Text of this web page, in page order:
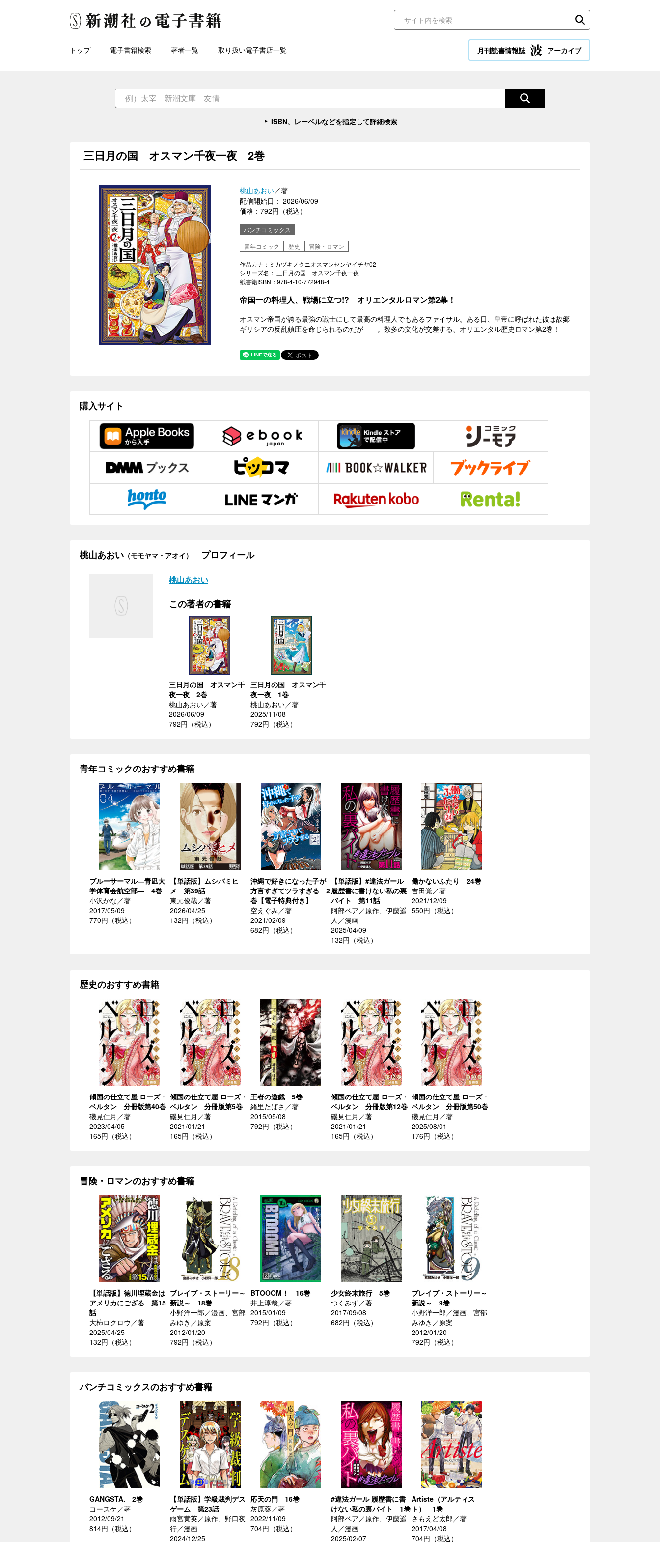
トップ 電子書籍検索 著者一覧 取り扱い電子書店一覧 月刊読書情報誌 アーカイブ
ISBN、レーベルなどを指定して詳細検索
三日月の国 オスマン千夜一夜 2巻
桃山あおい／著
配信開始日： 2026/06/09
価格：792円（税込）
バンチコミックス
青年コミック
歴史 冒険・ロマン
作品カナ：ミカヅキノクニオスマンセンヤイチヤ02
シリーズ名： 三日月の国 オスマン千夜一夜
紙書籍ISBN：978-4-10-772948-4
帝国一の料理人、戦場に立つ!? オリエンタルロマン第2幕！
オスマン帝国が誇る最強の戦士にして最高の料理人でもあるファイサル。ある日、皇帝に呼ばれた彼は故郷
ギリシアの反乱鎮圧を命じられるのだが――。数多の文化が交差する、オリエンタル歴史ロマン第2巻！
購入サイト
桃山あおい （モモヤマ・アオイ） プロフィール
桃山あおい
この著者の書籍
三日月の国 オスマン千
夜一夜 2巻
桃山あおい／著
2026/06/09
792円（税込）
三日月の国 オスマン千
夜一夜 1巻
桃山あおい／著
2025/11/08
792円（税込）
青年コミックのおすすめ書籍
ブルーサーマル―青凪大
学体育会航空部― 4巻
小沢かな／著
2017/05/09
770円（税込）
【単話版】ムシバミヒ
メ 第39話
東元俊哉／著
2026/04/25
132円（税込）
沖縄で好きになった子が
方言すぎてツラすぎる 2
巻【電子特典付き】
空えぐみ／著
2021/02/09
682円（税込）
【単話版】#違法ガール
履歴書に書けない私の裏
バイト 第11話
阿部ベア／原作、伊藤遥
人／漫画
2025/04/09
132円（税込）
働かないふたり 24巻
吉田覚／著
2021/12/09
550円（税込）
歴史のおすすめ書籍
傾国の仕立て屋 ローズ・
ベルタン 分冊版第40巻
磯見仁月／著
2023/04/05
165円（税込）
傾国の仕立て屋 ローズ・
ベルタン 分冊版第5巻
磯見仁月／著
2021/01/21
165円（税込）
王者の遊戯 5巻
緒里たばさ／著
2015/05/08
792円（税込）
傾国の仕立て屋 ローズ・
ベルタン 分冊版第12巻
磯見仁月／著
2021/01/21
165円（税込）
傾国の仕立て屋 ローズ・
ベルタン 分冊版第50巻
磯見仁月／著
2025/08/01
176円（税込）
冒険・ロマンのおすすめ書籍
【単話版】徳川埋蔵金は
アメリカにござる 第15
話
大柿ロクロウ／著
2025/04/25
132円（税込）
ブレイブ・ストーリー～
新説～ 18巻
小野洋一郎／漫画、宮部
みゆき／原案
2012/01/20
792円（税込）
BTOOOM！ 16巻
井上淳哉／著
2015/01/09
792円（税込）
少女終末旅行 5巻
つくみず／著
2017/09/08
682円（税込）
ブレイブ・ストーリー～
新説～ 9巻
小野洋一郎／漫画、宮部
みゆき／原案
2012/01/20
792円（税込）
バンチコミックスのおすすめ書籍
GANGSTA. 2巻
コースケ／著
2012/09/21
814円（税込）
【単話版】学級裁判デス
ゲーム 第23話
雨宮黄英／原作、野口夜
行／漫画
2024/12/25
応天の門 16巻
灰原薬／著
2022/11/09
704円（税込）
#違法ガール 履歴書に書
けない私の裏バイト 1巻
阿部ベア／原作、伊藤遥
人／漫画
2025/02/07
Artiste（アルティス
ト） 1巻
さもえど太郎／著
2017/04/08
704円（税込）